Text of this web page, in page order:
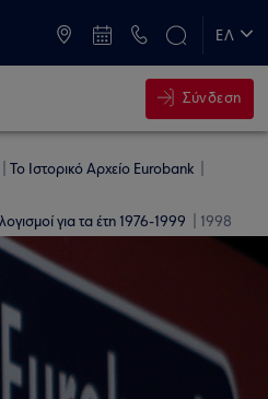
ΕΛ
Σύνδεση
Το Ιστορικό Αρχείο Eurobank
για τα έτη 1976-1999
1998